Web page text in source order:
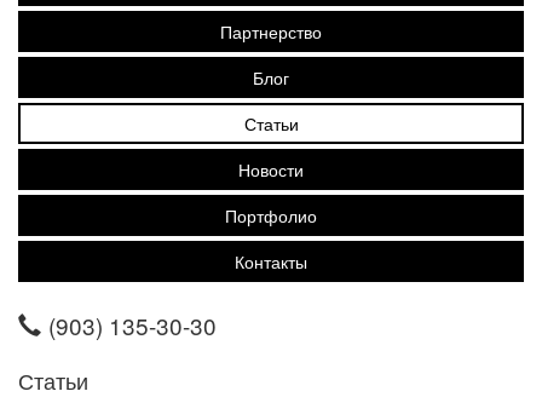
Партнерство
Блог
Статьи
Новости
Портфолио
Контакты
(903) 135-30-30
Статьи